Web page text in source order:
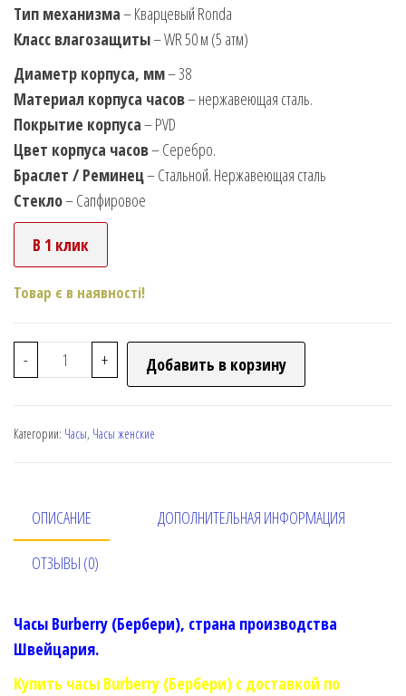
Тип механизма– Кварцевый Ronda
Класс влагозащиты– WR 50 м (5 атм)
Диаметр корпуса, мм– 38
Материал корпуса часов– нержавеющая сталь.
Покрытие корпуса– PVD
Цвет корпуса часов– Серебро.
Браслет / Реминец– Стальной. Нержавеющая сталь
Стекло– Сапфировое
В 1 клик
Товар є в наявності!
- + Добавить в корзину
Категории: Часы, Часы женские
ОПИСАНИЕ ДОПОЛНИТЕЛЬНАЯ ИНФОРМАЦИЯ
ОТЗЫВЫ (0)
Часы Burberry (Бербери), страна производства
Швейцария.
Купить часы Burberry (Бербери) с доставкой по